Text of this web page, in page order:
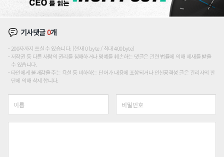
기사댓글0개
200자까지 쓰실 수 있습니다. (현재 0 byte / 최대 400byte)
저작권 등 다른 사람의 권리를 침해하거나 명예를 훼손하는 댓글은 관련 법률에 의해 제재를 받을
수 있습니다.
타인에게 불쾌감을 주는 욕설 등 비하하는 단어가 내용에 포함되거나 인신공격성 글은 관리자의 판
단에 의해 삭제 합니다.